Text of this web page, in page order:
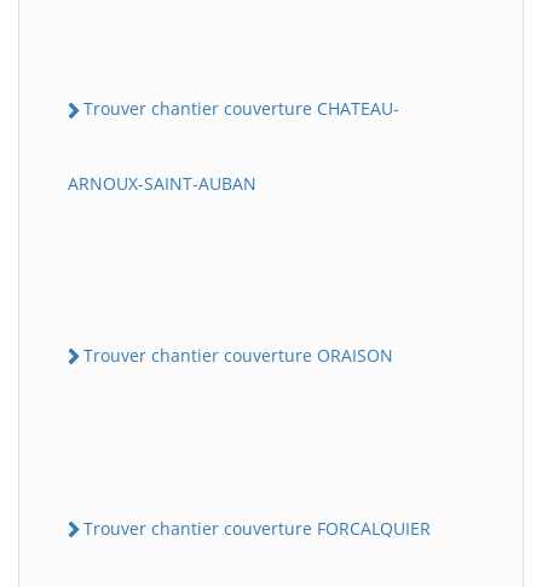
Trouver chantier couverture CHATEAU-
ARNOUX-SAINT-AUBAN
Trouver chantier couverture ORAISON
Trouver chantier couverture FORCALQUIER